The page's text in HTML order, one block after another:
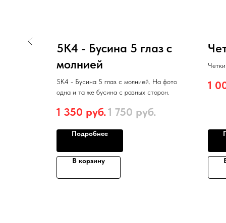
5К4 - Бусина 5 глаз с
молнией
5К4 - Бусина 5 глаз с молнией. На фото
одна и та же бусина с разных сторон.
1 350 руб.1 750 руб.
Подробнее
В корзину
1